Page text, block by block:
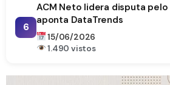
6
ACM Neto lidera disputa pelo
aponta DataTrends
15/06/2026
1.490 vistos